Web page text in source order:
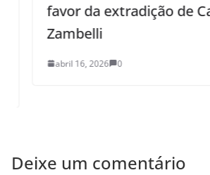
favor da extradição de Carla
Zambelli
abril 16, 2026 0
Deixe um comentário